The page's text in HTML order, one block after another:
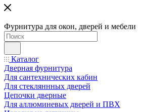
Фурнитура для окон, дверей и мебели
Каталог
Дверная фурнитура
Для сантехнических кабин
Для стекляннных дверей
Цепочки дверные
Для аллюминевых дверей и ПВХ